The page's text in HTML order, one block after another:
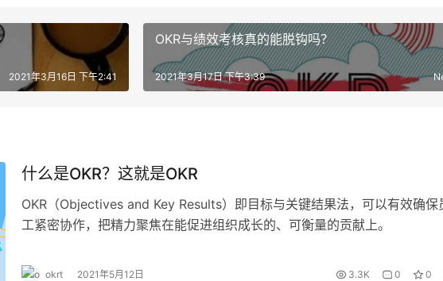
2021年3月16日 下午2:41
OKR与绩效考核真的能脱钩吗？
2021年3月17日 下午3:39
什么是OKR？这就是OKR
OKR（Objectives and Key Results）即目标与关键结果法，可以有效确保
工紧密协作，把精力聚焦在能促进组织成长的、可衡量的贡献上。
okrt 2021年5月12日 3.3K 0 0